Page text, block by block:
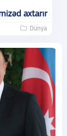
axtarır
Dünya